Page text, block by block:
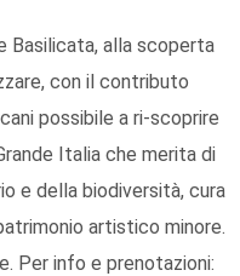
Basilicata, alla scoperta
con il contributo
possibile a ri-scoprire
Italia che merita di
e della biodiversità, cura
artistico minore.
Per info e prenotazioni: